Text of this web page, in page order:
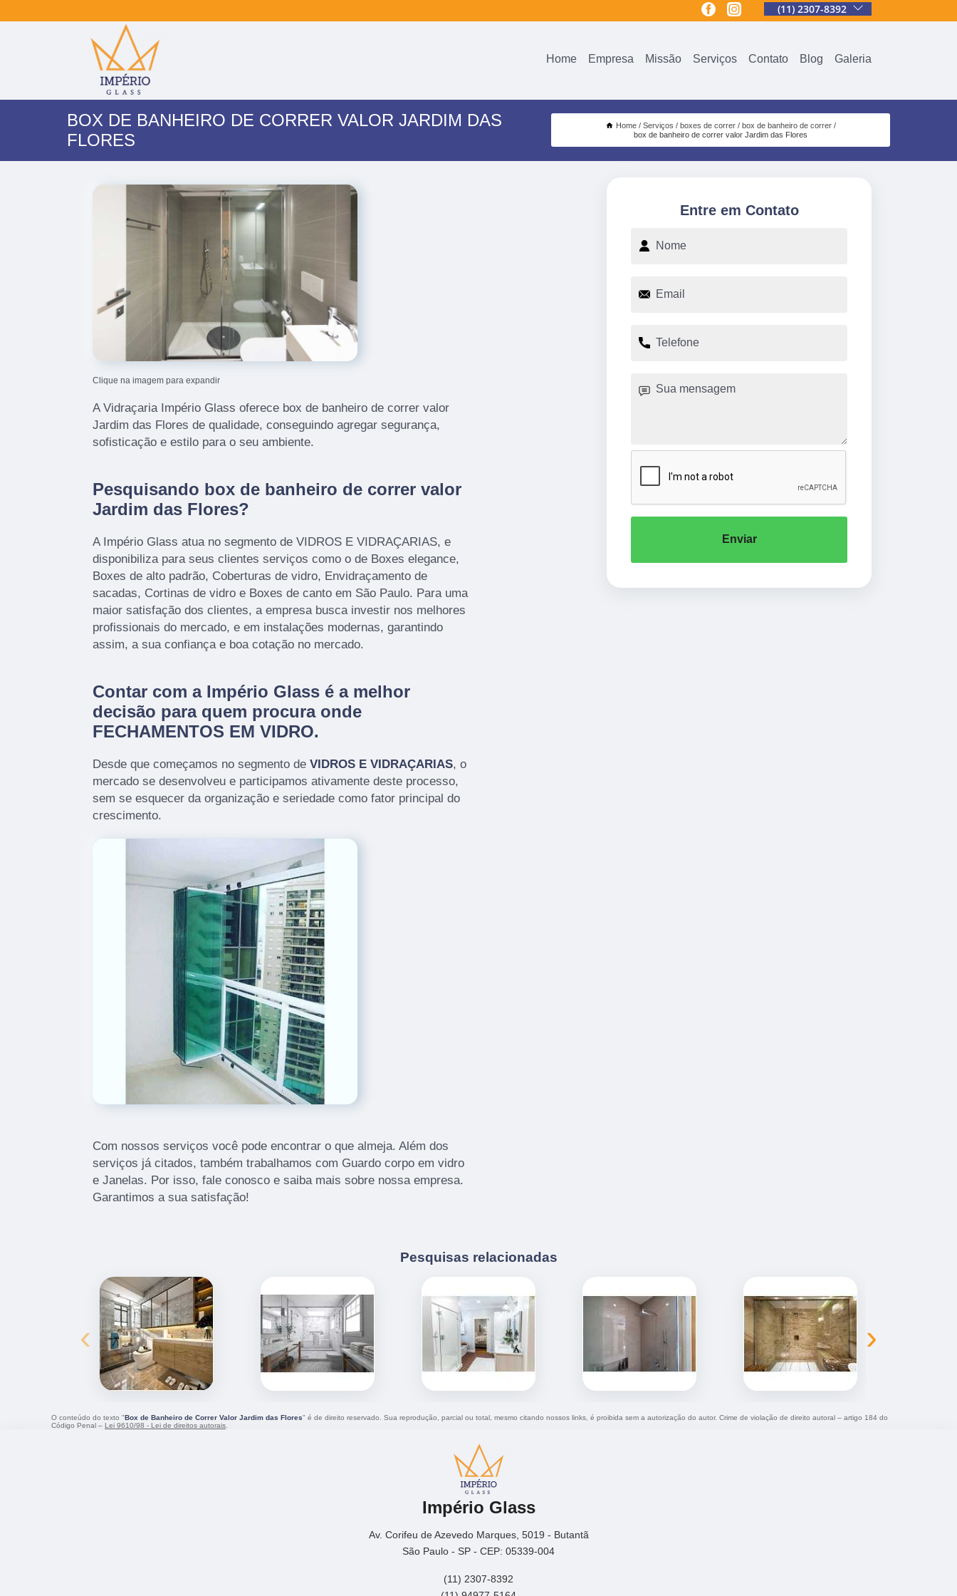
(11) 2307-8392
Home Empresa Missão Serviços Contato Blog Galeria
BOX DE BANHEIRO DE CORRER VALOR JARDIM DAS
FLORES
Home Serviços boxes de correr
box de banheiro de correr
box de banheiro de correr valor Jardim das Flores
Clique na imagem para expandir
A Vidraçaria Império Glass oferece box de banheiro de correr valor
Jardim das Flores de qualidade, conseguindo agregar segurança,
sofisticação e estilo para o seu ambiente.
Pesquisando box de banheiro de correr valor
Jardim das Flores?
A Império Glass atua no segmento de VIDROS E VIDRAÇARIAS, e
disponibiliza para seus clientes serviços como o de Boxes elegance,
Boxes de alto padrão, Coberturas de vidro, Envidraçamento de
sacadas, Cortinas de vidro e Boxes de canto em São Paulo. Para uma
maior satisfação dos clientes, a empresa busca investir nos melhores
profissionais do mercado, e em instalações modernas, garantindo
assim, a sua confiança e boa cotação no mercado.
Contar com a Império Glass é a melhor
decisão para quem procura onde
FECHAMENTOS EM VIDRO.
Desde que começamos no segmento de VIDROS E VIDRAÇARIAS, o
mercado se desenvolveu e participamos ativamente deste processo,
sem se esquecer da organização e seriedade como fator principal do
crescimento.
Com nossos serviços você pode encontrar o que almeja. Além dos
serviços já citados, também trabalhamos com Guardo corpo em vidro
e Janelas. Por isso, fale conosco e saiba mais sobre nossa empresa.
Garantimos a sua satisfação!
Entre em Contato
Enviar
Pesquisas relacionadas
‹ ›
O conteúdo do texto "Box de Banheiro de Correr Valor Jardim das Flores" é de direito reservado. Sua reprodução, parcial ou total, mesmo citando nossos links, é proibida sem a autorização do autor. Crime de violação de direito autoral – artigo 184 do
Código Penal – Lei 9610/98 - Lei de direitos autorais
Império Glass
Av. Corifeu de Azevedo Marques, 5019 - Butantã
São Paulo - SP - CEP: 05339-004
(11) 2307-8392